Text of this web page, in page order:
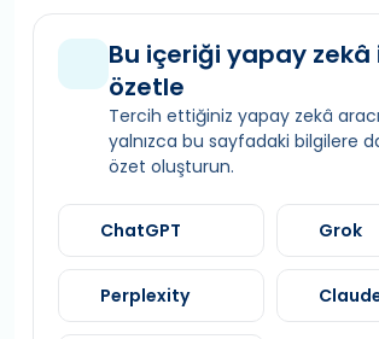
Bu içeriği yapay zekâ
özetle
Tercih ettiğiniz yapay zekâ
yalnızca bu sayfadaki bilgilere
özet oluşturun.
ChatGPT Grok
Perplexity